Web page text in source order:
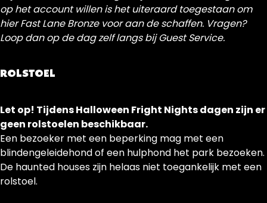
op het account willen is het uiteraard toegestaan om
hier Fast Lane Bronze voor aan de schaffen. Vragen?
Loop dan op de dag zelf langs bij Guest Service.
ROLSTOEL
Let op! Tijdens Halloween Fright Nights dagen zijn er
geen rolstoelen beschikbaar.
Een bezoeker met een beperking mag met een
blindengeleidehond of een hulphond het park bezoeken.
De haunted houses zijn helaas niet toegankelijk met een
rolstoel.